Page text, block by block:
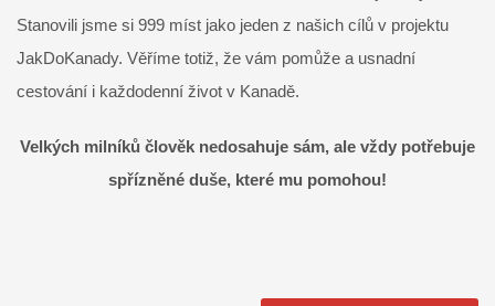
Stanovili jsme si 999 míst jako jeden z našich cílů v projektu
JakDoKanady. Věříme totiž, že vám pomůže a usnadní
cestování i každodenní život v Kanadě.
Velkých milníků člověk nedosahuje sám, ale vždy potřebuje
spřízněné duše, které mu pomohou!